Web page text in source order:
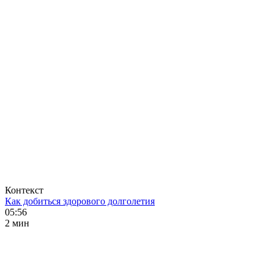
Контекст
Как добиться здорового долголетия
05:56
2 мин